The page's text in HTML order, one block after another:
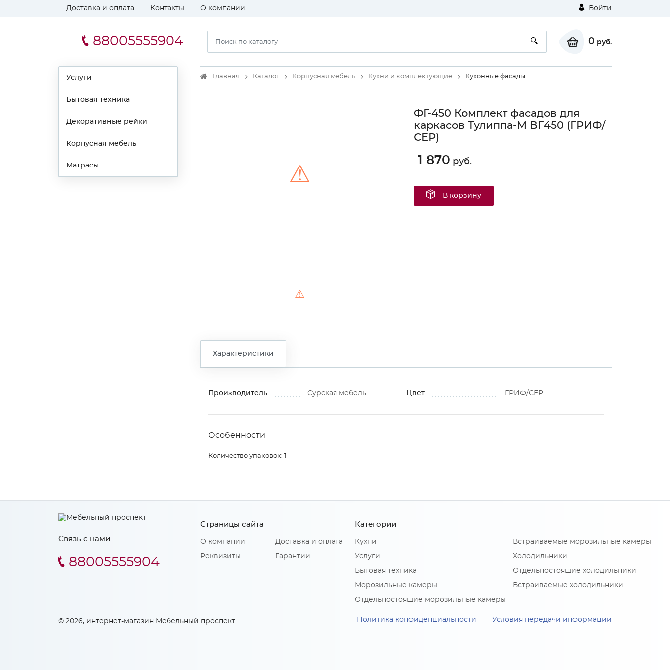
Доставка и оплата Контакты О компании Войти
88005555904 0 руб.
Услуги
Бытовая техника
Декоративные рейки
Корпусная мебель
Матрасы
Главная Каталог Корпусная мебель Кухни и комплектующие Кухонные фасады
⚠
⚠
ФГ-450 Комплект фасадов для
каркасов Тулиппа-М ВГ450 (ГРИФ/
СЕР)
1 870 руб.
В корзину
Характеристики
Производитель Сурская мебель Цвет ГРИФ/СЕР
Особенности
Количество упаковок: 1
Связь с нами
88005555904
Страницы сайта
О компании
Реквизиты
Доставка и оплата
Гарантии
Категории
Кухни
Услуги
Бытовая техника
Морозильные камеры
Отдельностоящие морозильные камеры
Встраиваемые морозильные камеры
Холодильники
Отдельностоящие холодильники
Встраиваемые холодильники
© 2026, интернет-магазин Мебельный проспект Политика конфиденциальности Условия передачи информации